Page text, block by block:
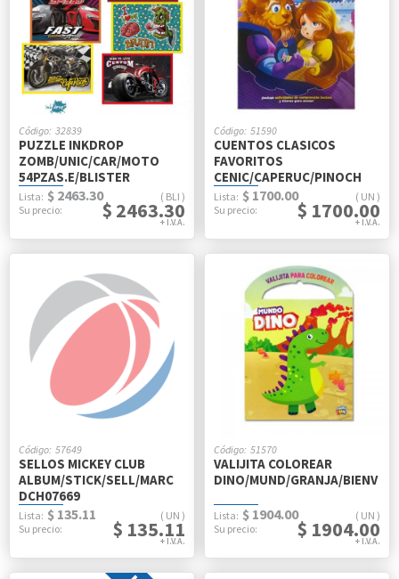
32839
PUZZLE INKDROP
ZOMB/UNIC/CAR/MOTO
54PZAS.E/BLISTER
BLI
$ 2463.30
$ 2463.30
51590
CUENTOS CLASICOS
FAVORITOS
CENIC/CAPERUC/PINOCH
UN
$ 1700.00
$ 1700.00
57649
SELLOS MICKEY CLUB
ALBUM/STICK/SELL/MARC
DCH07669
UN
$ 135.11
$ 135.11
51570
VALIJITA COLOREAR
DINO/MUND/GRANJA/BIENV
UN
$ 1904.00
$ 1904.00